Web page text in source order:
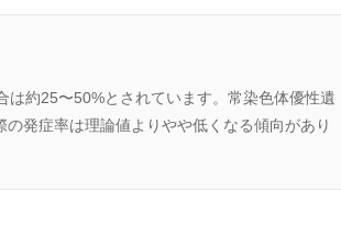
約25〜50%とされています。常染色体優性遺
発症率は理論値よりやや低くなる傾向があり